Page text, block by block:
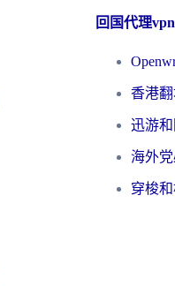
回国代理vpn